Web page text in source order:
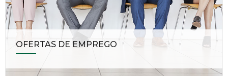
OFERTAS DE EMPREGO